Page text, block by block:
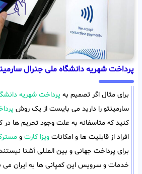
پرداخت شهریه دانشگاه ملی جنرال
برای مثال اگر تصمیم به پرداخت شهریه
سارمینتو را دارید می بایست از یک روش
کنید که متاسفانه به علت وجود تحریم ها در
افراد از قابلیت ها و امکانات ویزا کارت و
برای پرداخت جهانی و بین المللی آشنا
خدمات و سرویس این کمپانی ها به ایران